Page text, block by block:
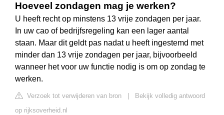
Hoeveel zondagen mag je werken?
U heeft recht op minstens 13 vrije zondagen per jaar.
In uw cao of bedrijfsregeling kan een lager aantal
staan. Maar dit geldt pas nadat u heeft ingestemd met
minder dan 13 vrije zondagen per jaar, bijvoorbeeld
wanneer het voor uw functie nodig is om op zondag te
werken.
Verzoek tot verwijderen van bron
Bekijk volledig antwoord
op rijksoverheid.nl